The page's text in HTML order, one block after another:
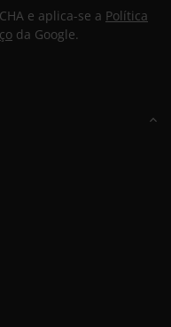
e aplica-se a Política
da Google.